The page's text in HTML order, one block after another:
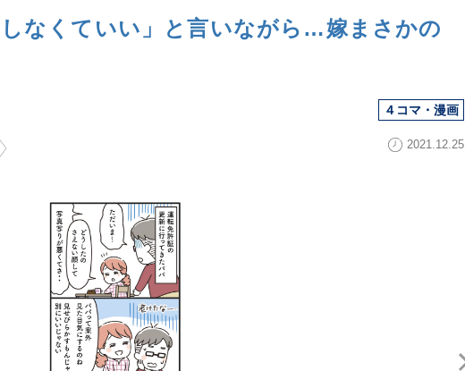
しなくていい」と言いながら…嫁まさかの
４コマ・漫画
2021.12.25